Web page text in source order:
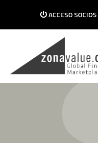
ACCESO SOCIOS